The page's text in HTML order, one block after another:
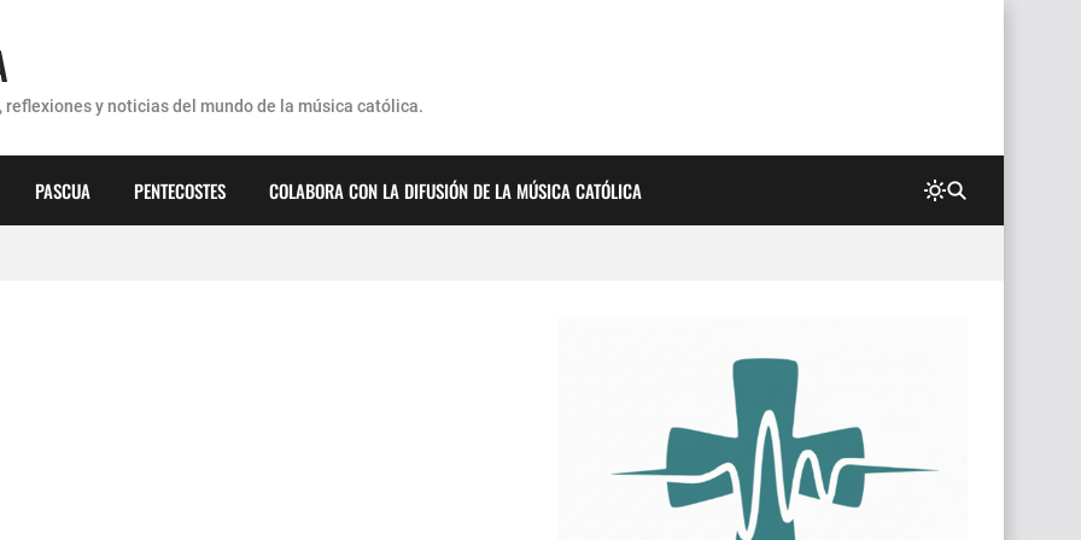
y noticias del mundo de la música católica.
PASCUA PENTECOSTES COLABORA CON LA DIFUSIÓN DE LA MÚSICA CATÓLICA